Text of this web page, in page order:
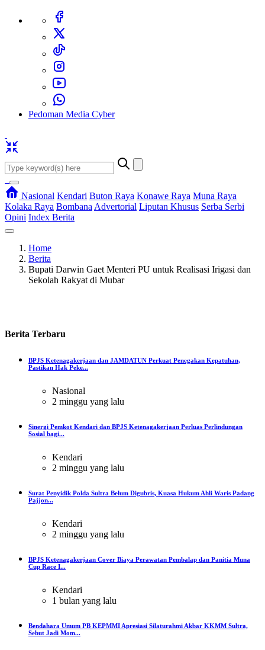
Pedoman Media Cyber
Nasional Kendari Buton Raya Konawe Raya Muna Raya
Kolaka Raya Bombana Advertorial Liputan Khusus Serba Serbi
Opini Index Berita
Home
Berita
Bupati Darwin Gaet Menteri PU untuk Realisasi Irigasi dan
Sekolah Rakyat di Mubar
Berita Terbaru
BPJS Ketenagakerjaan dan JAMDATUN Perkuat Penegakan Kepatuhan,
Pastikan Hak Peke...
Nasional
2 minggu yang lalu
Sinergi Pemkot Kendari dan BPJS Ketenagakerjaan Perluas Perlindungan
Sosial bagi...
Kendari
2 minggu yang lalu
Surat Penyidik Polda Sultra Belum Digubris, Kuasa Hukum Ahli Waris Padang
Pajjon...
Kendari
2 minggu yang lalu
BPJS Ketenagakerjaan Cover Biaya Perawatan Pembalap dan Panitia Muna
Cup Race I...
Kendari
1 bulan yang lalu
Bendahara Umum PB KEPMMI Apresiasi Silaturahmi Akbar KKMM Sultra,
Sebut Jadi Mom...